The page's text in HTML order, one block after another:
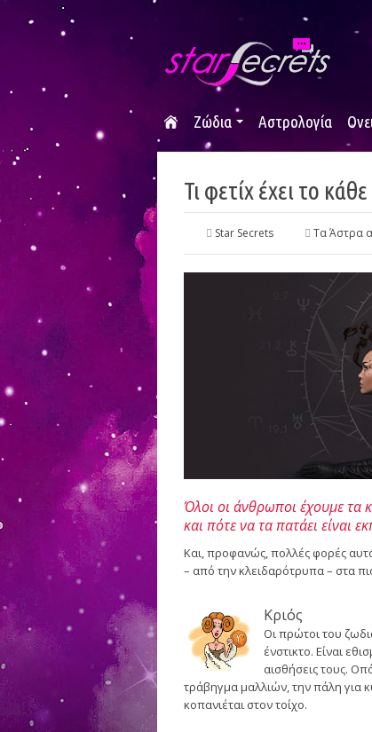
Ζώδια Αστρολογία
Τι φετίχ έχει το
Star Secrets Τα Άστρα
Όλοι οι άνθρωποι έχουμε τα
και πότε να τα πατάει είναι
Και, προφανώς, πολλές φορές
– από την κλειδαρότρυπα – στα
Κριός
Οι πρώτοι του
ένστικτο. Είναι
αισθήσεις τους.
τράβηγμα μαλλιών, την πάλη για
κοπανιέται στον τοίχο.